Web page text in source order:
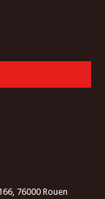
76000 Rouen